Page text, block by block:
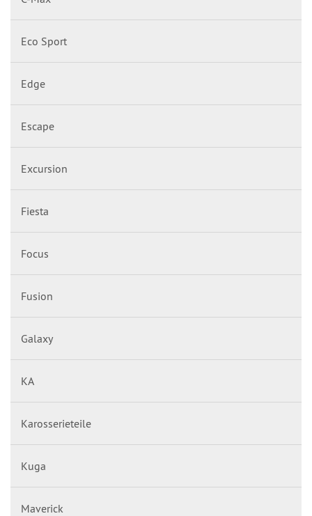
Eco Sport
Edge
Escape
Excursion
Fiesta
Focus
Fusion
Galaxy
KA
Karosserieteile
Kuga
Maverick